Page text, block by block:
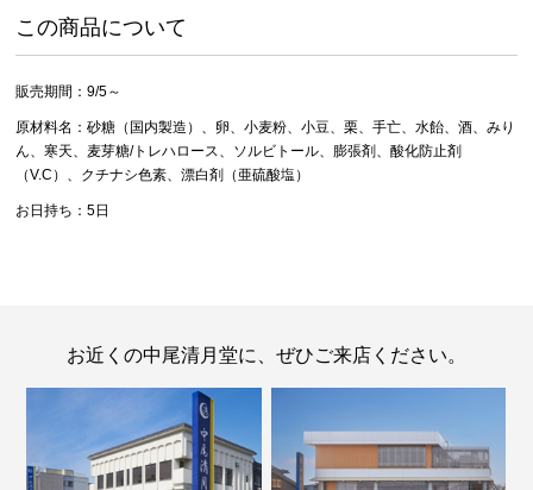
この商品について
販売期間：9/5～
原材料名：砂糖（国内製造）、卵、小麦粉、小豆、栗、手亡、水飴、酒、みり
ん、寒天、麦芽糖/トレハロース、ソルビトール、膨張剤、酸化防止剤
（V.C）、クチナシ色素、漂白剤（亜硫酸塩）
お日持ち：5日
お近くの中尾清月堂に、ぜひご来店ください。